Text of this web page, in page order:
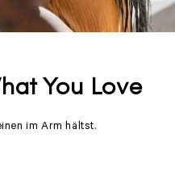
You Love
im Arm hältst.